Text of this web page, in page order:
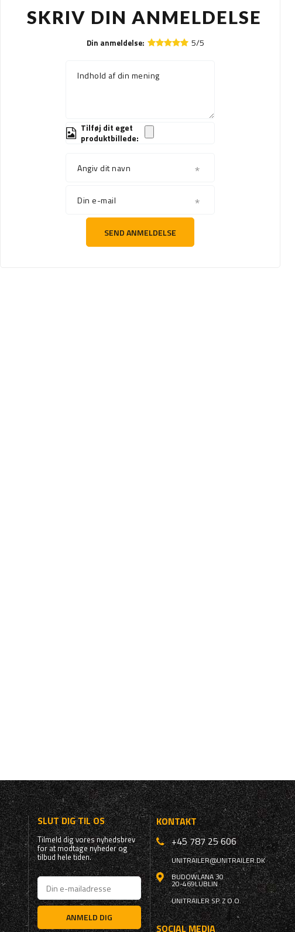
SKRIV DIN ANMELDELSE
Din anmeldelse: 5/5
Indhold af din mening
Tilføj dit eget
produktbillede:
Angiv dit navn
Din e-mail
SEND ANMELDELSE
SLUT DIG TIL OS
Tilmeld dig vores nyhedsbrev
for at modtage nyheder og
tilbud hele tiden.
ANMELD DIG
KONTAKT
+45 787 25 606
UNITRAILER@UNITRAILER.DK
BUDOWLANA 30
20-469LUBLIN
UNITRAILER SP. Z O.O.
SOCIAL MEDIA